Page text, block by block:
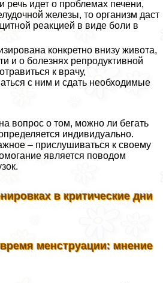
речь идет о проблемах печени,
железы, то организм даст
реакцией в виде боли в
конкретно внизу живота,
и о болезнях репродуктивной
к врачу,
с ним и сдать необходимые
вопрос о том, можно ли бегать
индивидуально.
– прислушиваться к своему
является поводом
в критические дни
мeнcтpуации: мнение